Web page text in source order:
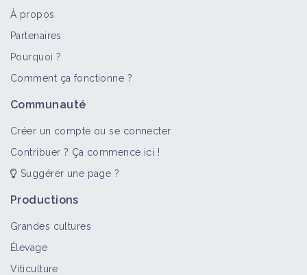
À propos
Partenaires
Pourquoi ?
Comment ça fonctionne ?
Communauté
Créer un compte ou se connecter
Contribuer ? Ça commence ici !
Suggérer une page ?
Productions
Grandes cultures
Élevage
Viticulture